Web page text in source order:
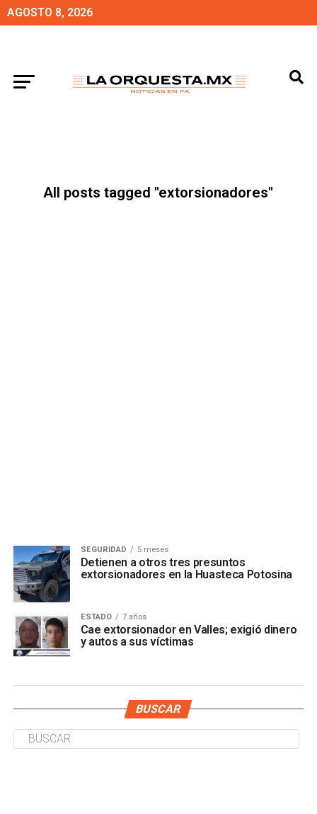
AGOSTO 8, 2026
All posts tagged "extorsionadores"
SEGURIDAD 5 meses
Detienen a otros tres presuntos
extorsionadores en la Huasteca Potosina
ESTADO 7 años
Cae extorsionador en Valles; exigió dinero
y autos a sus víctimas
BUSCAR